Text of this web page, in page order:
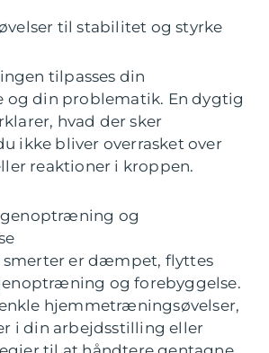
til stabilitet og styrke
tilpasses din
og din problematik. En dygtig
hvad der sker
ikke bliver overrasket over
reaktioner i kroppen.
genoptræning og
smerter er dæmpet, flyttes
og forebyggelse.
hjemmetræningsøvelser,
i din arbejdsstilling eller